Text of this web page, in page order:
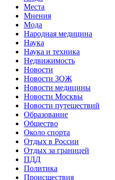
Места
Мнения
Мода
Народная медицина
Наука
Наука и техника
Недвижимость
Новости
Новости ЗОЖ
Новости медицины
Новости Москвы
Новости путешествий
Образование
Общество
Около спорта
Отдых в России
Отдых за границей
ПДД
Политика
Происшествия